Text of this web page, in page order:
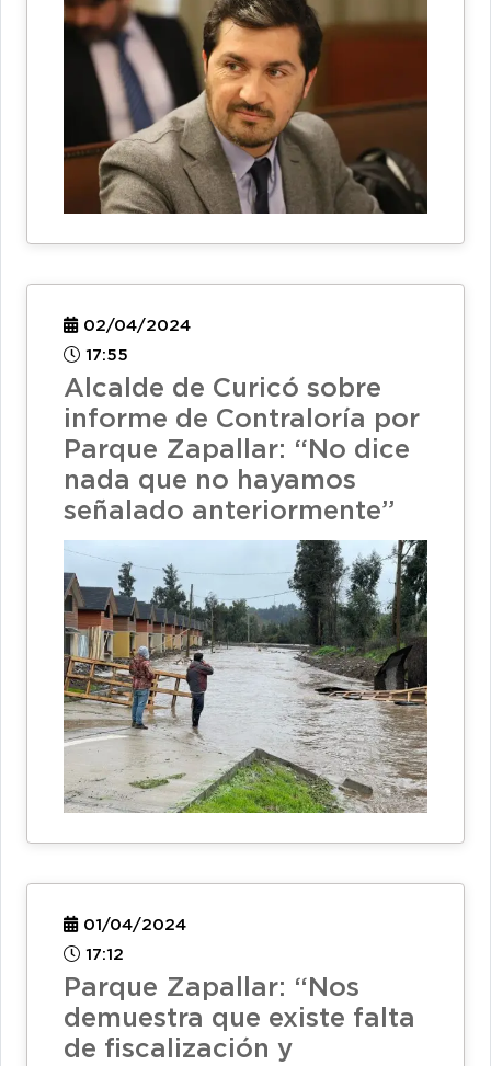
02/04/2024
17:55
Alcalde de Curicó sobre
informe de Contraloría por
Parque Zapallar: “No dice
nada que no hayamos
señalado anteriormente”
01/04/2024
17:12
Parque Zapallar: “Nos
demuestra que existe falta
de fiscalización y